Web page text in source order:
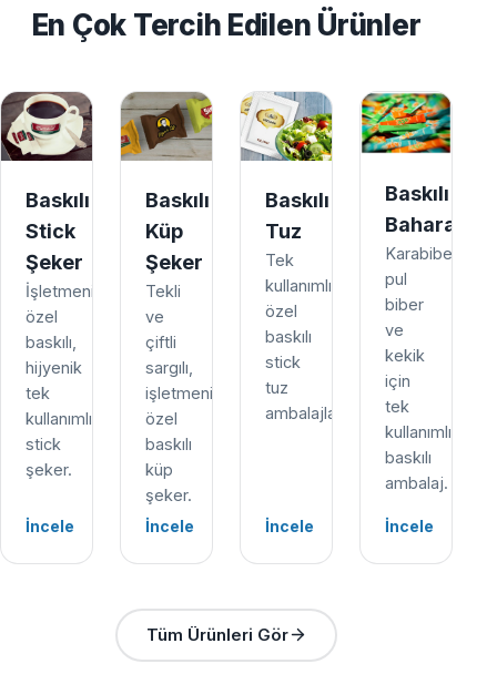
En Çok Tercih Edilen Ürünler
Baskılı
Stick
Şeker
İşletmenize
özel
baskılı,
hijyenik
tek
kullanımlık
stick
şeker.
İncele
Baskılı
Küp
Şeker
Tekli
ve
çiftli
sargılı,
işletmenize
özel
baskılı
küp
şeker.
İncele
Baskılı
Tuz
Tek
kullanımlık,
özel
baskılı
stick
tuz
ambalajları.
İncele
Baskılı
Baharat
Karabiber,
pul
biber
ve
kekik
için
tek
kullanımlık
baskılı
ambalaj.
İncele
Tüm Ürünleri Gör